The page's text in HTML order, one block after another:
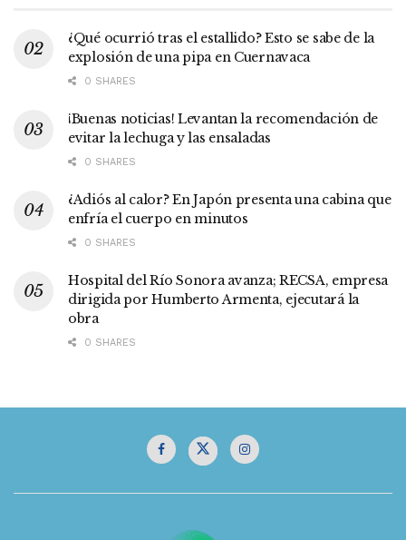
¿Qué ocurrió tras el estallido? Esto se sabe de la
explosión de una pipa en Cuernavaca
0 SHARES
¡Buenas noticias! Levantan la recomendación de
evitar la lechuga y las ensaladas
0 SHARES
¿Adiós al calor? En Japón presenta una cabina que
enfría el cuerpo en minutos
0 SHARES
Hospital del Río Sonora avanza; RECSA, empresa
dirigida por Humberto Armenta, ejecutará la
obra
0 SHARES